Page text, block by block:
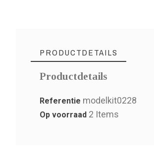
PRODUCTDETAILS
Productdetails
Referentie modelkit0228
Op voorraad 2 Items